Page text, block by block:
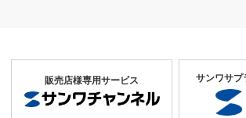
販売店様専用サービス サンワサプ